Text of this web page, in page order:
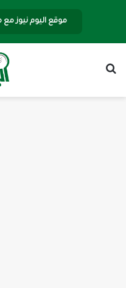
موقع اليوم نيوز مع